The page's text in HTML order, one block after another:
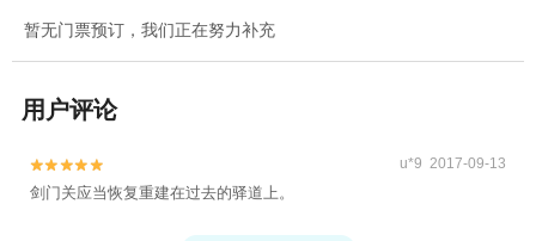
暂无门票预订，我们正在努力补充
用户评论

 u*9 2017-09-13
剑门关应当恢复重建在过去的驿道上。